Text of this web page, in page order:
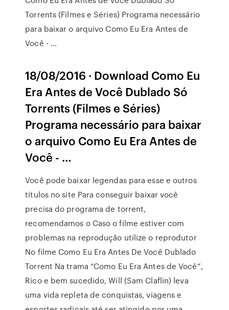
Torrents (Filmes e Séries) Programa necessário
para baixar o arquivo Como Eu Era Antes de
Você - …
18/08/2016 · Download Como Eu
Era Antes de Você Dublado Só
Torrents (Filmes e Séries)
Programa necessário para baixar
o arquivo Como Eu Era Antes de
Você - …
Você pode baixar legendas para esse e outros
títulos no site Para conseguir baixar você
precisa do programa de torrent,
recomendamos o Caso o filme estiver com
problemas na reprodução utilize o reprodutor
No filme Como Eu Era Antes De Você Dublado
Torrent Na trama “Como Eu Era Antes de Você”,
Rico e bem sucedido, Will (Sam Claflin) leva
uma vida repleta de conquistas, viagens e